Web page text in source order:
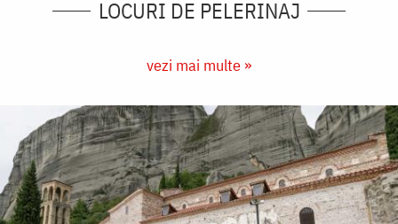
LOCURI DE PELERINAJ
vezi mai multe »